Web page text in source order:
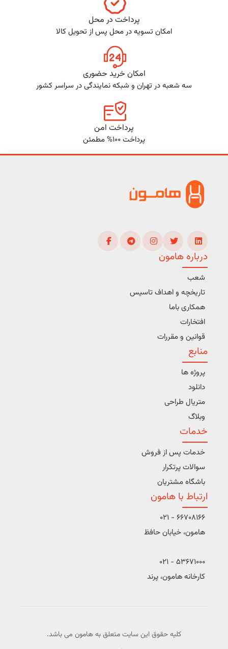
پرداخت در محل
امکان تسویه در محل پس از تحویل کالا
امکان خرید حضوری
سه شعبه در تهران و شبکه نمایندگی در سراسر کشور
پرداخت امن
پرداخت 100% مطمئن
درباره هامون
شعب
تاریخچه و اهداف تاسیس
همکاری باما
افتخارات
قوانین و مقررات
منابع
پروژه ها
دانلود
متریال طراحی
وبلاگ
خدمات
خدمات پس از فروش
سوالات پرتکرار
باشگاه مشتریان
ارتباط با هامون
66708166 - 021
هامون، خیابان حافظ
53671000 - 021
کارخانه هامون، پرند
کلیه حقوق این سایت متعلق به هامون می باشد.